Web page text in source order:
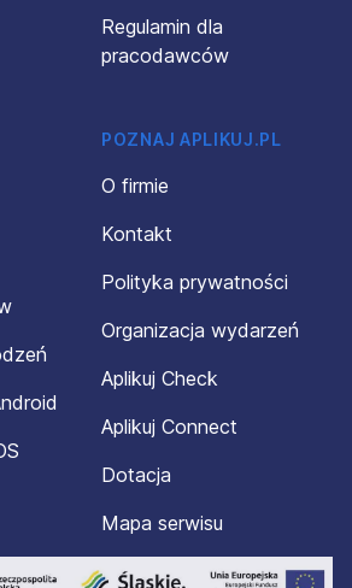
Regulamin dla
pracodawców
POZNAJ APLIKUJ.PL
O firmie
Kontakt
Polityka prywatności
Organizacja wydarzeń
Aplikuj Check
Aplikuj Connect
Dotacja
Mapa serwisu